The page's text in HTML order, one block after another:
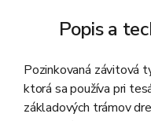
Popis a
Pozinkovaná závitová
ktorá sa používa pri
základových trámov